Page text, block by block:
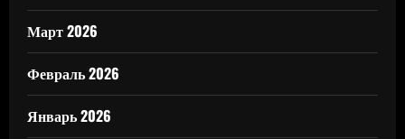
Март 2026
Февраль 2026
Январь 2026